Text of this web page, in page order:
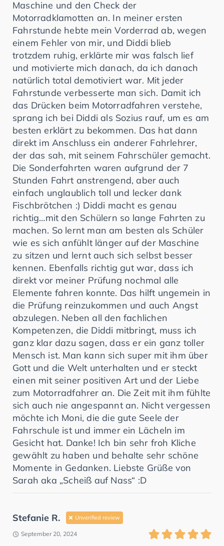
Maschine und den Check der
Motorradklamotten an. In meiner ersten
Fahrstunde hebte mein Vorderrad ab, wegen
einem Fehler von mir, und Diddi blieb
trotzdem ruhig, erklärte mir was falsch lief
und motivierte mich danach, da ich danach
natürlich total demotiviert war. Mit jeder
Fahrstunde verbesserte man sich. Damit ich
das Drücken beim Motorradfahren verstehe,
sprang ich bei Diddi als Sozius rauf, um es am
besten erklärt zu bekommen. Das hat dann
direkt im Anschluss ein anderer Fahrlehrer,
der das sah, mit seinem Fahrschüler gemacht.
Die Sonderfahrten waren aufgrund der 7
Stunden Fahrt anstrengend, aber auch
einfach unglaublich toll und lecker dank
Fischbrötchen :) Diddi macht es genau
richtig…mit den Schülern so lange Fahrten zu
machen. So lernt man am besten als Schüler
wie es sich anfühlt länger auf der Maschine
zu sitzen und lernt auch sich selbst besser
kennen. Ebenfalls richtig gut war, dass ich
direkt vor meiner Prüfung nochmal alle
Elemente fahren konnte. Das hilft ungemein in
die Prüfung reinzukommen und auch Angst
abzulegen. Neben all den fachlichen
Kompetenzen, die Diddi mitbringt, muss ich
ganz klar dazu sagen, dass er ein ganz toller
Mensch ist. Man kann sich super mit ihm über
Gott und die Welt unterhalten und er steckt
einen mit seiner positiven Art und der Liebe
zum Motorradfahrer an. Die Zeit mit ihm fühlte
sich auch nie angespannt an. Nicht vergessen
möchte ich Moni, die die gute Seele der
Fahrschule ist und immer ein Lächeln im
Gesicht hat. Danke! Ich bin sehr froh Kliche
gewählt zu haben und behalte sehr schöne
Momente in Gedanken. Liebste Grüße von
Sarah aka „Scheiß auf Nass“ :D
Stefanie R. Unverified review
September 20, 2024